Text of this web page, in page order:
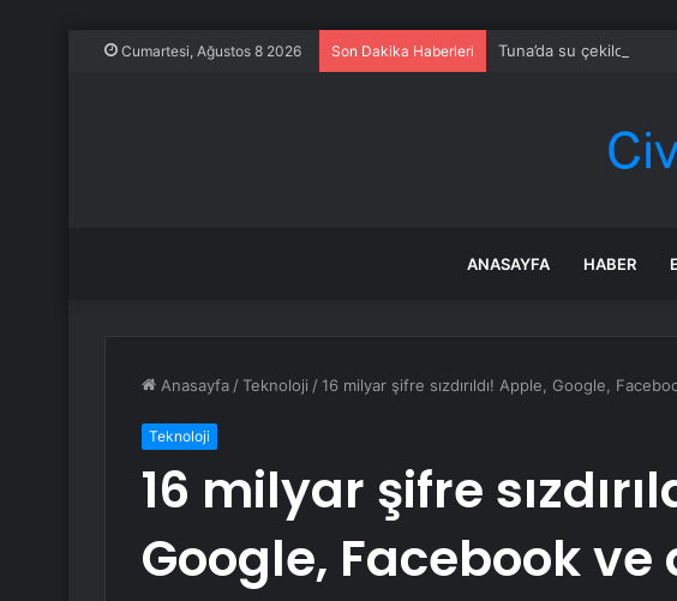
Cumartesi, Ağustos 8 2026 Son Dakika Haberleri Tuna’da su çekildi: Orta
ANASAYFA HABER
Anasayfa /Teknoloji /16 milyar şifre sızdırıldı! Apple, Google,
Teknoloji
16 milyar şifre
Google, Facebook ve